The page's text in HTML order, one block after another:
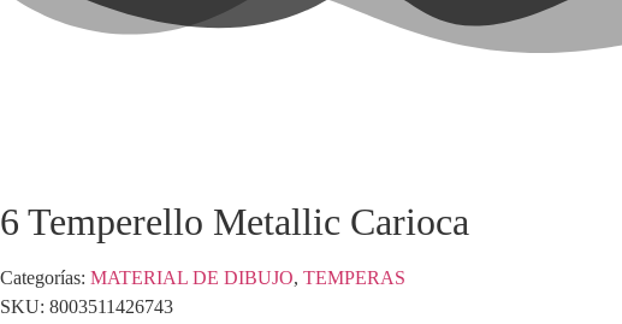
6 Temperello Metallic Carioca
Categorías: MATERIAL DE DIBUJO, TEMPERAS
SKU: 8003511426743